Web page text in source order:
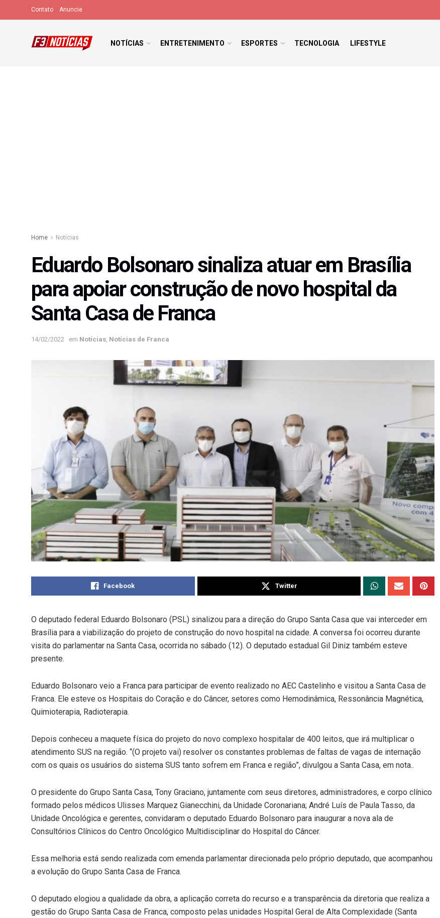
Contato Anuncie
NOTÍCIAS ENTRETENIMENTO ESPORTES TECNOLOGIA LIFESTYLE
Home Notícias
Eduardo Bolsonaro sinaliza atuar em Brasília
para apoiar construção de novo hospital da
Santa Casa de Franca
14/02/2022 em Notícias Notícias de Franca
Facebook Twitter
O deputado federal Eduardo Bolsonaro (PSL) sinalizou para a direção do Grupo Santa Casa que vai interceder em
Brasília para a viabilização do projeto de construção do novo hospital na cidade. A conversa foi ocorreu durante
visita do parlamentar na Santa Casa, ocorrida no sábado (12). O deputado estadual Gil Diniz também esteve
presente.
Eduardo Bolsonaro veio a Franca para participar de evento realizado no AEC Castelinho e visitou a Santa Casa de
Franca. Ele esteve os Hospitais do Coração e do Câncer, setores como Hemodinâmica, Ressonância Magnética,
Quimioterapia, Radioterapia.
Depois conheceu a maquete física do projeto do novo complexo hospitalar de 400 leitos, que irá multiplicar o
atendimento SUS na região. “(O projeto vai) resolver os constantes problemas de faltas de vagas de internação
com os quais os usuários do sistema SUS tanto sofrem em Franca e região”, divulgou a Santa Casa, em nota..
O presidente do Grupo Santa Casa, Tony Graciano, juntamente com seus diretores, administradores, e corpo clínico
formado pelos médicos Ulisses Marquez Gianecchini, da Unidade Coronariana; André Luís de Paula Tasso, da
Unidade Oncológica e gerentes, convidaram o deputado Eduardo Bolsonaro para inaugurar a nova ala de
Consultórios Clínicos do Centro Oncológico Multidisciplinar do Hospital do Câncer.
Essa melhoria está sendo realizada com emenda parlamentar direcionada pelo próprio deputado, que acompanhou
a evolução do Grupo Santa Casa de Franca.
O deputado elogiou a qualidade da obra, a aplicação correta do recurso e a transparência da diretoria que realiza a
gestão do Grupo Santa Casa de Franca, composto pelas unidades Hospital Geral de Alta Complexidade (Santa